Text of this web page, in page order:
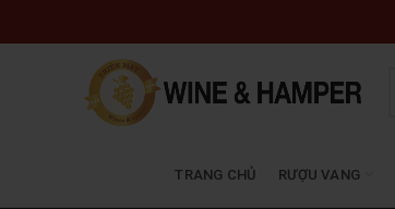
TRANG CHỦ RƯỢU VANG